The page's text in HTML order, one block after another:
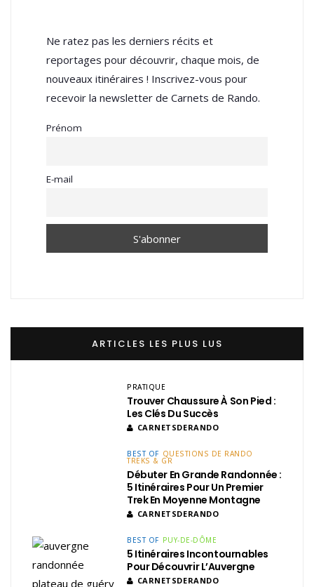
Ne ratez pas les derniers récits et
reportages pour découvrir, chaque mois, de
nouveaux itinéraires ! Inscrivez-vous pour
recevoir la newsletter de Carnets de Rando.
Prénom
E-mail
ARTICLES LES PLUS LUS
PRATIQUE
Trouver Chaussure À Son Pied :
Les Clés Du Succès
CARNETSDERANDO
BEST OF QUESTIONS DE RANDO
TREKS & GR
Débuter En Grande Randonnée :
5 Itinéraires Pour Un Premier
Trek En Moyenne Montagne
CARNETSDERANDO
BEST OF PUY-DE-DÔME
5 Itinéraires Incontournables
Pour Découvrir L’Auvergne
CARNETSDERANDO